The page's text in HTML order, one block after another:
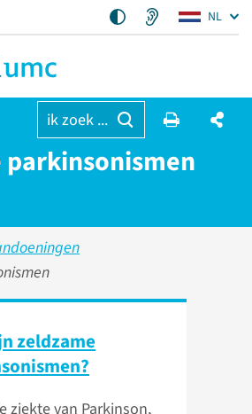
NL
ik zoek ...
parkinsonismen
zeldzame
ziekte van Parkinson,